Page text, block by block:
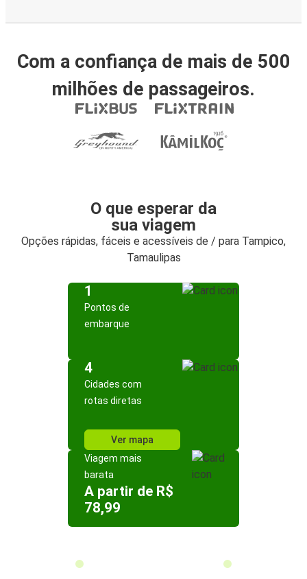
Com a confiança de mais de 500
milhões de passageiros.
O que esperar da
sua viagem
Opções rápidas, fáceis e acessíveis de / para Tampico,
Tamaulipas
1
Pontos de
embarque
4
Cidades com
rotas diretas
Ver mapa
Viagem mais
barata
A partir de R$
78,99